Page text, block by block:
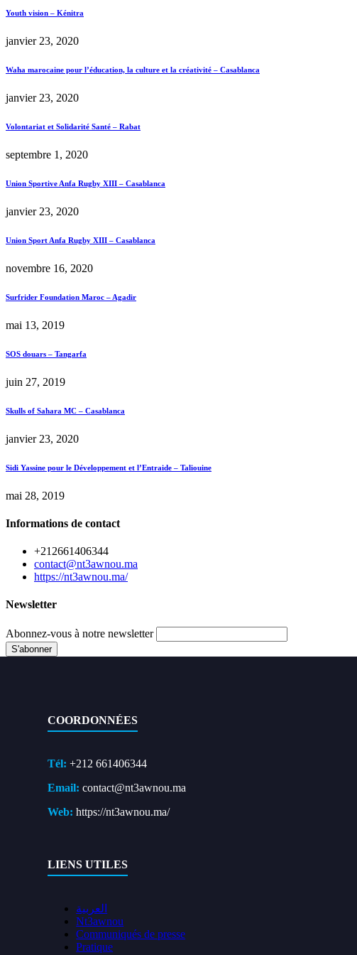
Youth vision – Kénitra
janvier 23, 2020
Waha marocaine pour l’éducation, la culture et la créativité – Casablanca
janvier 23, 2020
Volontariat et Solidarité Santé – Rabat
septembre 1, 2020
Union Sportive Anfa Rugby XIII – Casablanca
janvier 23, 2020
Union Sport Anfa Rugby XIII – Casablanca
novembre 16, 2020
Surfrider Foundation Maroc – Agadir
mai 13, 2019
SOS douars – Tangarfa
juin 27, 2019
Skulls of Sahara MC – Casablanca
janvier 23, 2020
Sidi Yassine pour le Développement et l’Entraide – Taliouine
mai 28, 2019
Informations de contact
+212661406344
contact@nt3awnou.ma
https://nt3awnou.ma/
Newsletter
Abonnez-vous à notre newsletter
COORDONNÉES
Tél: +212 661406344
Email: contact@nt3awnou.ma
Web: https://nt3awnou.ma/
LIENS UTILES
العربية
Nt3awnou
Communiqués de presse
Pratique